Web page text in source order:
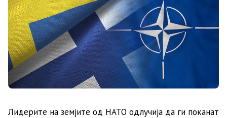
Лидерите на земјите од НАТО одлучија да ги поканат